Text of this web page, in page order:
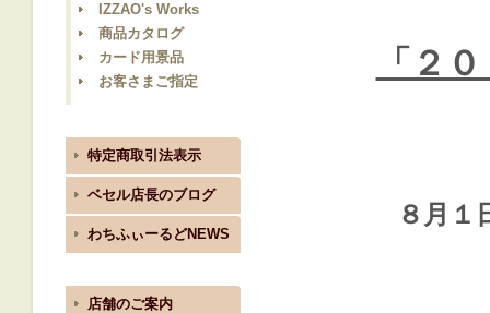
IZZAO's Works
商品カタログ
カード用景品
お客さまご指定
特定商取引法表示
ベセル店長のブログ
わちふぃーるどNEWS
店舗のご案内
「２
８月